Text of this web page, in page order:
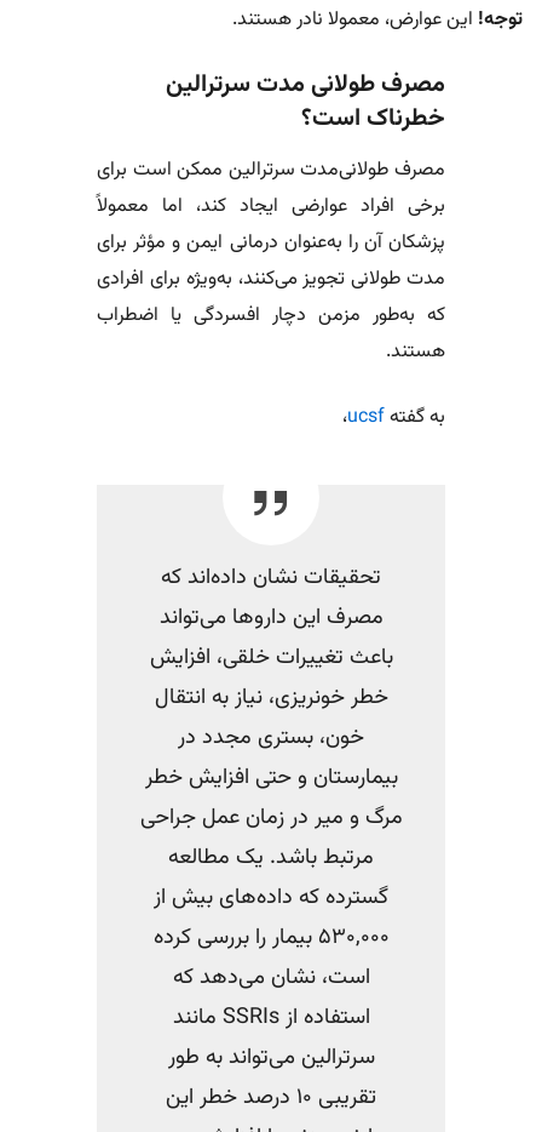
توجه! این عوارض، معمولا نادر هستند.
مصرف طولانی مدت سرترالین
خطرناک است؟
مصرف طولانی‌مدت سرترالین ممکن است برای
برخی افراد عوارضی ایجاد کند، اما معمولاً
پزشکان آن را به‌عنوان درمانی ایمن و مؤثر برای
مدت طولانی تجویز می‌کنند، به‌ویژه برای افرادی
که به‌طور مزمن دچار افسردگی یا اضطراب
هستند.
به گفتهucsf،
تحقیقات نشان داده‌اند که
مصرف این داروها می‌تواند
باعث تغییرات خلقی، افزایش
خطر خونریزی، نیاز به انتقال
خون، بستری مجدد در
بیمارستان و حتی افزایش خطر
مرگ و میر در زمان عمل جراحی
مرتبط باشد. یک مطالعه
گسترده که داده‌های بیش از
۵۳۰,۰۰۰ بیمار را بررسی کرده
است، نشان می‌دهد که
استفاده از SSRIs مانند
سرترالین می‌تواند به طور
تقریبی ۱۰ درصد خطر این